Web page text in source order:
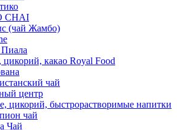
CHAI
(чай Жамбо)
цикорий, какао Royal Food
чай
центр
цикорий, быстрорастворимые напитки
чай
Чай